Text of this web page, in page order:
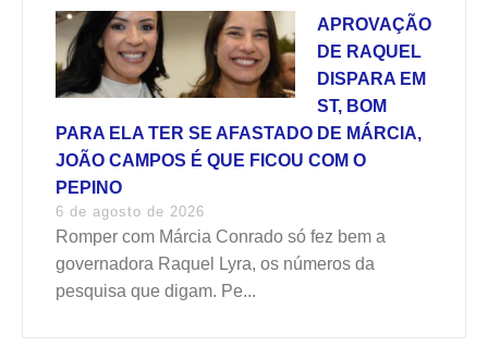
APROVAÇÃO
DE RAQUEL
DISPARA EM
ST, BOM
PARA ELA TER SE AFASTADO DE MÁRCIA,
JOÃO CAMPOS É QUE FICOU COM O
PEPINO
6 de agosto de 2026
Romper com Márcia Conrado só fez bem a
governadora Raquel Lyra, os números da
pesquisa que digam. Pe...